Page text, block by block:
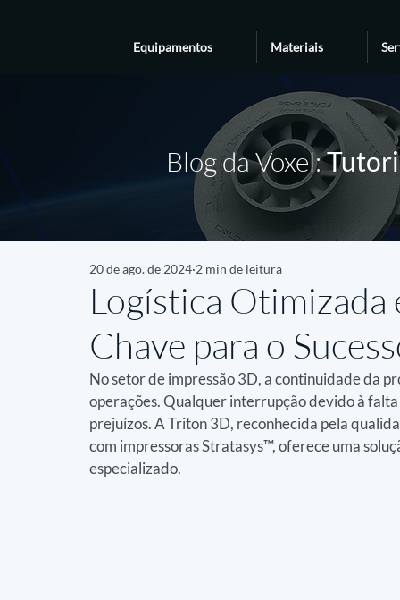
Equipamentos Materiais
Blog da Voxel:
Logística Otimizada
Chave para o
20 de ago. de 2024 2 min de leitura
No setor de impressão 3D, a continuidade da
operações. Qualquer interrupção devido à
prejuízos. A Triton 3D, reconhecida pela
com impressoras Stratasys™, oferece uma
especializado.